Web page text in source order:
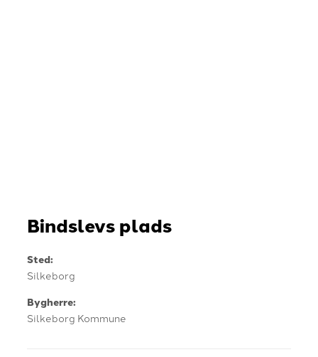
Bindslevs plads
Sted:
​Silkeborg
Bygherre:
Silkeborg Kommune